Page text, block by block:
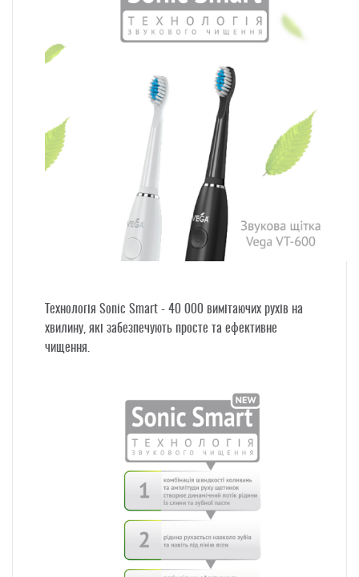
Технологія Sonic Smart - 40 000 вимітаючих рухів на
хвилину, які забезпечують просте та ефективне
чищення.